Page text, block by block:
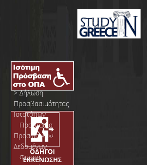
>Δήλωση
Προσβασιμότητας
Ιστοτόπων
Προστασία
Προσωπικών
Δεδομένων
Φόρμα